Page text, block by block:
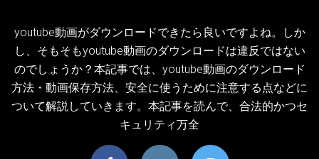
youtube動画がダウンロードできたら良いですよね。しか
し、そもそもyoutube動画のダウンロードは違反ではない
のでしょうか？本記事では、youtube動画のダウンロード
方法・動画保存方法、安全に使うために注意する点などに
ついて解説していきます。本記事を読んで、合法的かつセ
キュリティ万全